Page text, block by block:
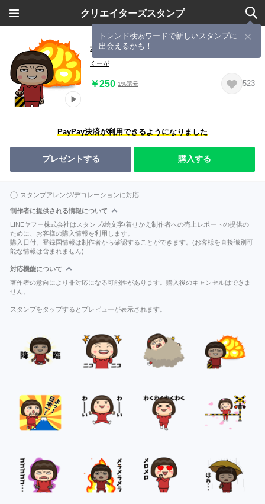
クリエイターズスタンプ
トレンド検索ワードで新しいスタンプに
出会えるかも！
芋ジャージ女子♀テレビアニメ編
くーが
￥250 1%還元 523
PayPay決済が利用できるようになりました
プレゼントする 購入する
スタンプアレンジ/デコレーションに対応
制作者に提供される情報について
LINEヤフー株式会社はスタンプ/絵文字/着せかえ制作者への売上レポートの提供の
ために、お客様の購入情報を利用します。
購入日付、登録国情報は制作者から確認することができます。(お客様を直接識別可
能な情報は含まれません)
対応機能について
著作者の意向により非対応になる可能性があります。購入後のキャンセルはできま
せん。
スタンプをタップするとプレビューが表示されます。